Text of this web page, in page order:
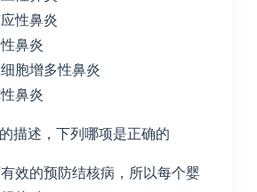
性鼻炎
鼻炎
胞增多性鼻炎
鼻炎
描述，下列哪项是正确的
效的预防结核病，所以每个婴